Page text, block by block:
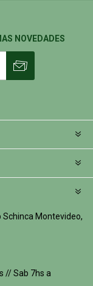
NOVEDADES
Schinca Montevideo,
// Sab 7hs a